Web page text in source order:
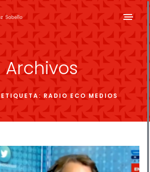
Archivos
ETIQUETA:RADIO ECO MEDIOS